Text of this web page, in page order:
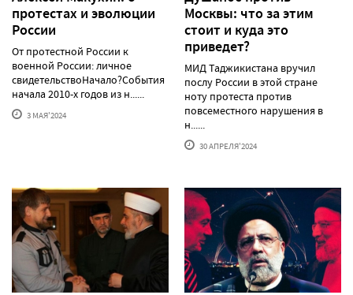
протестаx и эволюции
России
От протестной России к
военной России: личное
свидетельствоНачало?События
начала 2010-х годов из н......
3 МАЯ'2024
Москвы: что за этим
стоит и куда это
приведет?
МИД Таджикистана вручил
послу России в этой стране
ноту протеста против
повсеместного нарушения в
н......
30 АПРЕЛЯ'2024